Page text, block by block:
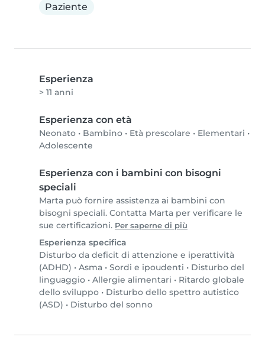
Paziente
Esperienza
> 11 anni
Esperienza con età
Neonato • Bambino • Età prescolare • Elementari •
Adolescente
Esperienza con i bambini con bisogni
speciali
Marta può fornire assistenza ai bambini con
bisogni speciali. Contatta Marta per verificare le
sue certificazioni. Per saperne di più
Esperienza specifica
Disturbo da deficit di attenzione e iperattività
(ADHD) • Asma • Sordi e ipoudenti • Disturbo del
linguaggio • Allergie alimentari • Ritardo globale
dello sviluppo • Disturbo dello spettro autistico
(ASD) • Disturbo del sonno